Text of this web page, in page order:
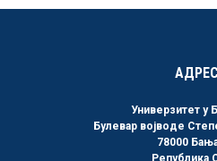
Универзитет у
Булевар војводе
78000
Република